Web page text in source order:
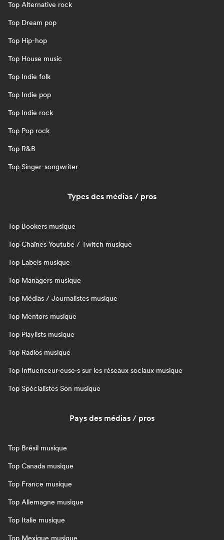
Top Alternative rock
Top Dream pop
Top Hip-hop
Top House music
Top Indie folk
Top Indie pop
Top Indie rock
Top Pop rock
Top R&B
Top Singer-songwriter
Types des médias / pros
Top Bookers musique
Top Chaînes Youtube / Twitch musique
Top Labels musique
Top Managers musique
Top Médias / Journalistes musique
Top Mentors musique
Top Playlists musique
Top Radios musique
Top Influenceur·euse·s sur les réseaux sociaux musique
Top Spécialistes Son musique
Pays des médias / pros
Top Brésil musique
Top Canada musique
Top France musique
Top Allemagne musique
Top Italie musique
Top Mexique musique